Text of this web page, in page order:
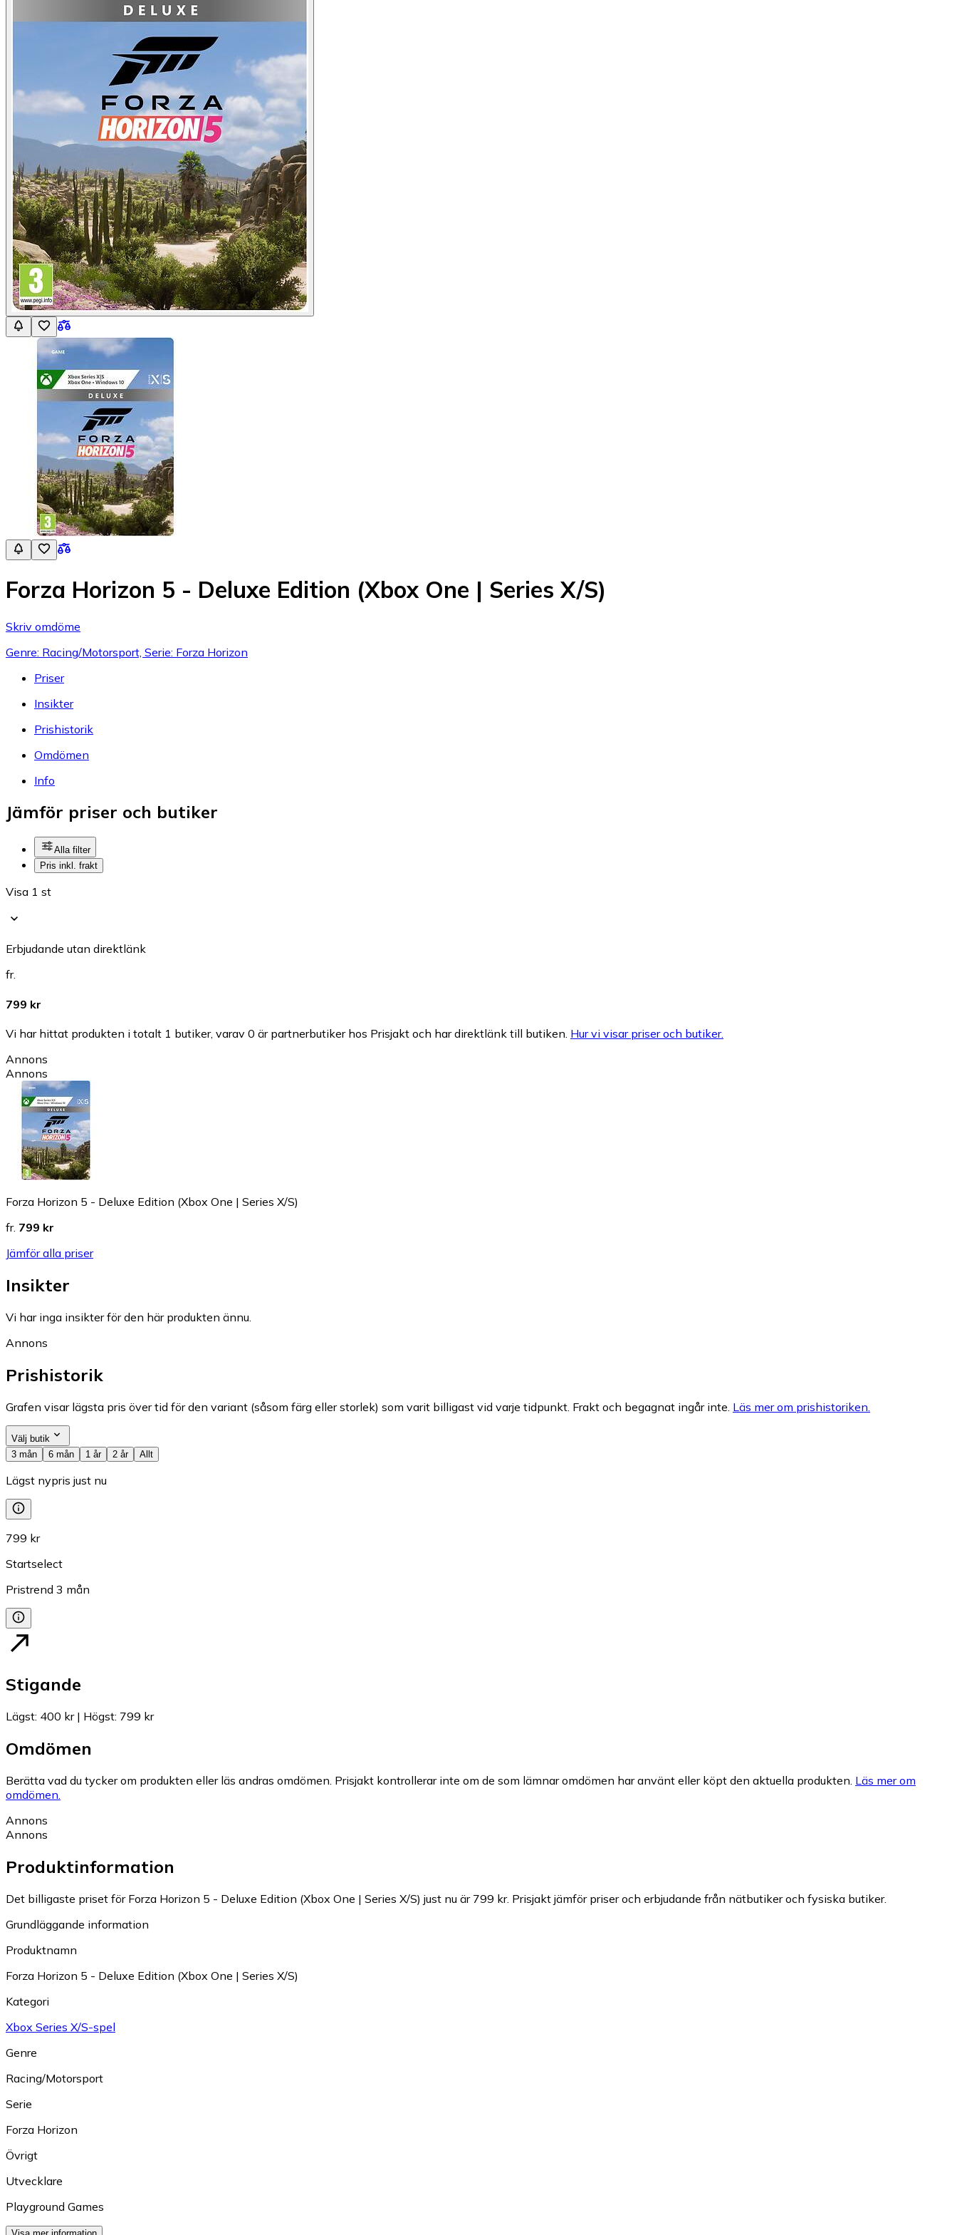
Forza Horizon 5 - Deluxe Edition (Xbox One | Series X/S)
Skriv omdöme
Genre: Racing/Motorsport, Serie: Forza Horizon
Priser
Insikter
Prishistorik
Omdömen
Info
Jämför priser och butiker
Alla filter
Pris inkl. frakt
Visa 1 st
Erbjudande utan direktlänk
fr.
799 kr
Vi har hittat produkten i totalt 1 butiker, varav 0 är partnerbutiker hos Prisjakt och har direktlänk till butiken. Hur vi visar priser och butiker.
Annons
Annons
Forza Horizon 5 - Deluxe Edition (Xbox One | Series X/S)
fr. 799 kr
Jämför alla priser
Insikter
Vi har inga insikter för den här produkten ännu.
Annons
Prishistorik
Grafen visar lägsta pris över tid för den variant (såsom färg eller storlek) som varit billigast vid varje tidpunkt. Frakt och begagnat ingår inte. Läs mer om prishistoriken.
Välj butik
3 mån
6 mån 1 år 2 år Allt
Lägst nypris just nu
799 kr
Startselect
Pristrend 3 mån
Stigande
Lägst: 400 kr| Högst: 799 kr
Omdömen
Berätta vad du tycker om produkten eller läs andras omdömen. Prisjakt kontrollerar inte om de som lämnar omdömen har använt eller köpt den aktuella produkten. Läs mer om
omdömen.
Annons
Annons
Produktinformation
Det billigaste priset för Forza Horizon 5 - Deluxe Edition (Xbox One | Series X/S) just nu är 799 kr. Prisjakt jämför priser och erbjudande från nätbutiker och fysiska butiker.
Grundläggande information
Produktnamn
Forza Horizon 5 - Deluxe Edition (Xbox One | Series X/S)
Kategori
Xbox Series X/S-spel
Genre
Racing/Motorsport
Serie
Forza Horizon
Övrigt
Utvecklare
Playground Games